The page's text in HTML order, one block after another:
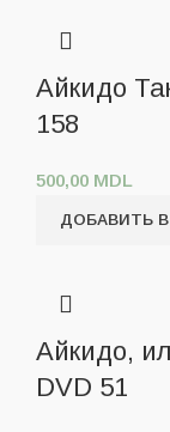
Айкидо
158
500,00 MDL
ДОБАВИТЬ
Айкидо,
DVD 51